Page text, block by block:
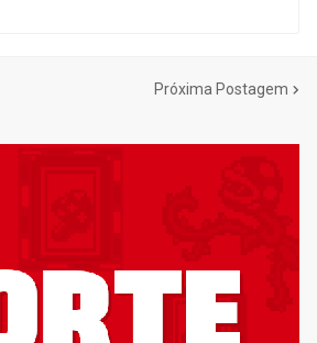
Próxima Postagem